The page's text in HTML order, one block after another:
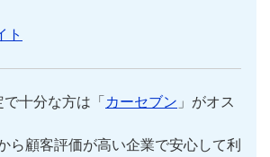
ト
十分な方は「 カーセブン 」がオス
ら顧客評価が高い企業で安心して利